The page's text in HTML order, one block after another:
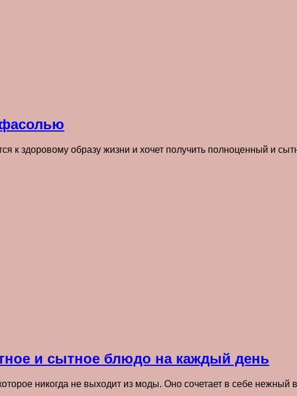
фасолью
к здоровому образу жизни и хочет получить полноценный и
и сытное блюдо на каждый день
никогда не выходит из моды. Оно сочетает в себе нежный